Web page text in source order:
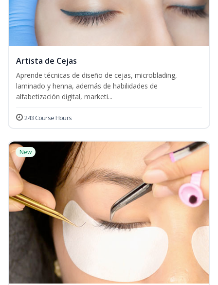
Artista de Cejas
Aprende técnicas de diseño de cejas, microblading,
laminado y henna, además de habilidades de
alfabetización digital, marketi...
243 Course Hours
New